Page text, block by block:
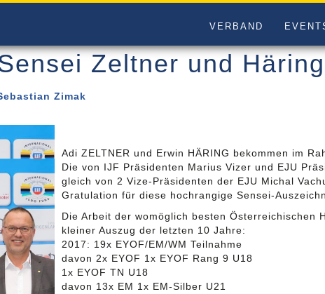
VERBAND
Zeltner und Häring
Zimak
Adi ZELTNER und Erwin HÄRING bekommen im
Die von IJF Präsidenten Marius Vizer und EJU
gleich von 2 Vize-Präsidenten der EJU Michal
Gratulation für diese hochrangige Sensei-
Die Arbeit der womöglich besten
kleiner Auszug der letzten 10 Jahre:
2017: 19x EYOF/EM/WM Teilnahme
davon 2x EYOF 1x EYOF Rang 9 U18
1x EYOF TN U18
davon 13x EM 1x EM-Silber U21